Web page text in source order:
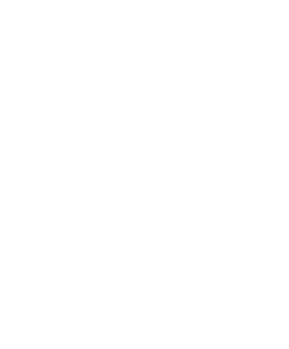
該用戶之使用額度並採取法律行動。